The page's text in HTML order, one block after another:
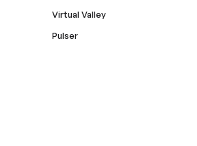
Virtual Valley
Pulser